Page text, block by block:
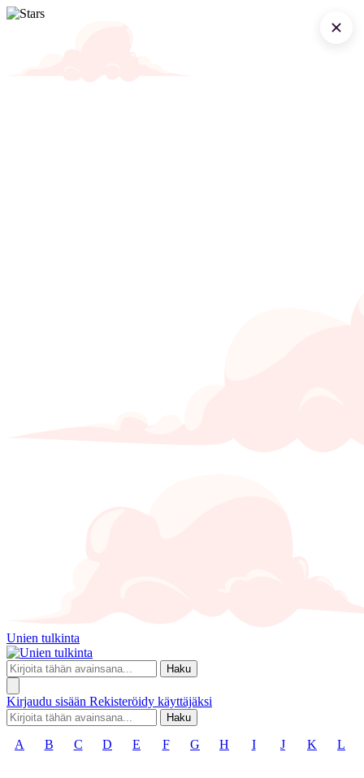
Unien tulkinta
Haku
Kirjaudu sisään Rekisteröidy käyttäjäksi
Haku
A B C D E F G H I J K L